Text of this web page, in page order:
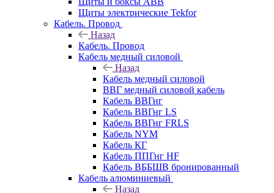
Щиты электрические Tekfor
Кабель. Провод
Назад
Кабель. Провод
Кабель медный силовой
Назад
Кабель медный силовой
ВВГ медный силовой кабель
Кабель ВВГнг
Кабель ВВГнг LS
Кабель ВВГнг FRLS
Кабель NYM
Кабель КГ
Кабель ППГнг HF
Кабель ВББШВ бронированный
Кабель алюминиевый
Назад